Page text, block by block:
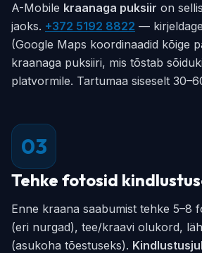
A-Mobile kraanaga puksiir on
jaoks. +372 5192 8822 —
(Google Maps koordinaadid kõige
kraanaga puksiiri, mis tõstab
platvormile. Tartumaa siseselt
03
Tehke fotosid
Enne kraana saabumist tehke 5–8
(eri nurgad), tee/kraavi olukord,
(asukoha tõestuseks).